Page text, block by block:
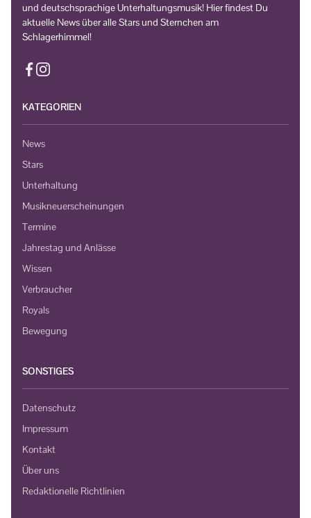
und deutschsprachige Unterhaltungsmusik! Hier findest Du
aktuelle News über alle Stars und Sternchen am
Schlagerhimmel!
KATEGORIEN
News
Stars
Unterhaltung
Musikneuerscheinungen
Termine
Jahrestag und Anlässe
Wissen
Verbraucher
Royals
Bewegung
SONSTIGES
Datenschutz
Impressum
Kontakt
Über uns
Redaktionelle Richtlinien